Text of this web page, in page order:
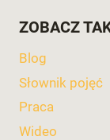
ZOBACZ
Blog
Słownik pojęć
Praca
Wideo